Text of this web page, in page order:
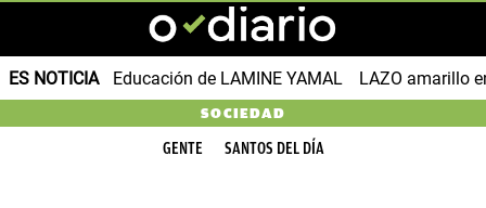
ES NOTICIA Educación de LAMINE YAMAL LAZO amarillo
SOCIEDAD
GENTE SANTOS DEL DÍA